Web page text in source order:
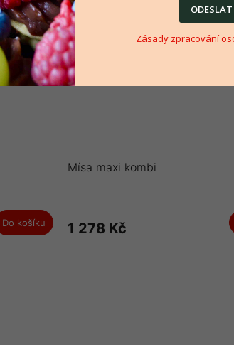
Do košíku
Mísa maxi kombi
1 278 Kč
ODESLAT
Zásady zpracování